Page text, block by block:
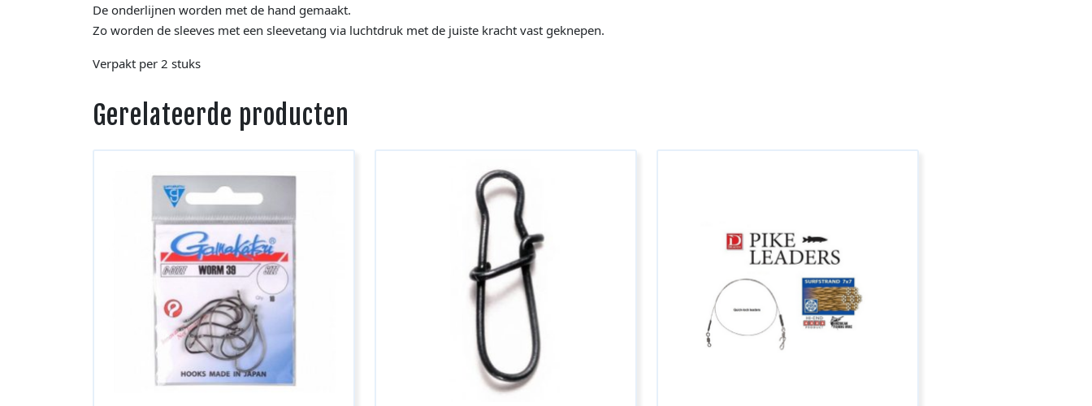
De onderlijnen worden met de hand gemaakt.
Zo worden de sleeves met een sleevetang via luchtdruk met de juiste kracht vast geknepen.
Verpakt per 2 stuks
Gerelateerde producten